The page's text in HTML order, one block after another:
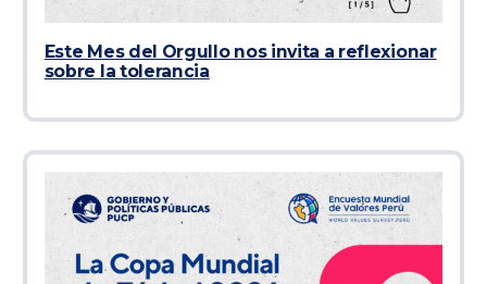
Este Mes del Orgullo nos invita a reflexionar
sobre la tolerancia